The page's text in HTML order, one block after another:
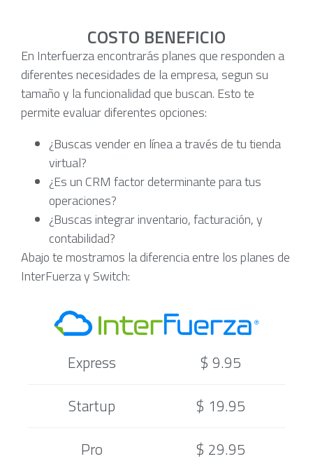
COSTO BENEFICIO
En Interfuerza encontrarás planes que responden a
diferentes necesidades de la empresa, segun su
tamaño y la funcionalidad que buscan. Esto te
permite evaluar diferentes opciones:
¿Buscas vender en línea a través de tu tienda
virtual?
¿Es un CRM factor determinante para tus
operaciones?
¿Buscas integrar inventario, facturación, y
contabilidad?
Abajo te mostramos la diferencia entre los planes de
InterFuerza y Switch:
Express
$ 9.95
Startup
$ 19.95
Pro
$ 29.95